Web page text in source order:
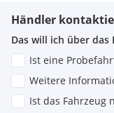
Händler
Das will ich über das
Ist eine
Weitere
Ist das Fahrzeug